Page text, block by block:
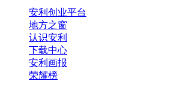
安利创业平台
地方之窗
认识安利
下载中心
安利画报
荣耀榜